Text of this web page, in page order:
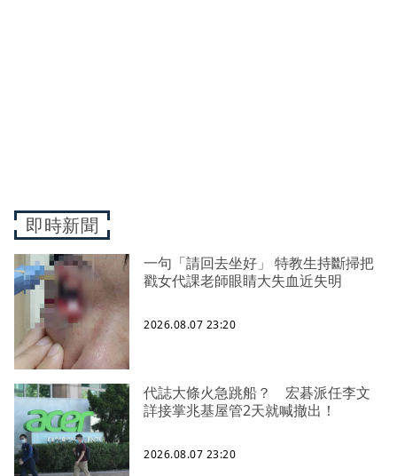
即時新聞
一句「請回去坐好」 特教生持斷掃把
戳女代課老師眼睛大失血近失明
2026.08.07 23:20
代誌大條火急跳船？ 宏碁派任李文
詳接掌兆基屋管2天就喊撤出！
2026.08.07 23:20